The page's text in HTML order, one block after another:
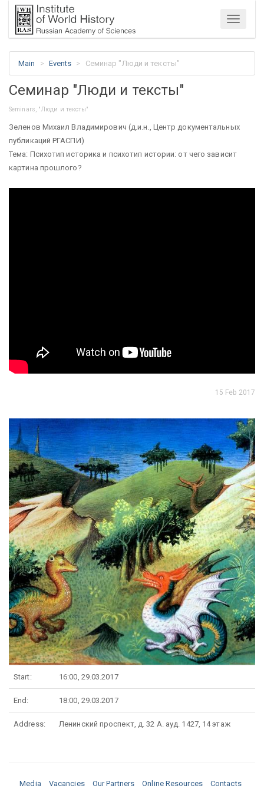
Menu
Main Events Семинар "Люди и тексты"
Семинар "Люди и тексты"
Seminars, "Люди и тексты"
Зеленов Михаил Владимирович (д.и.н., Центр документальных
публикаций РГАСПИ)
Тема: Психотип историка и психотип истории: от чего зависит
картина прошлого?
15 Feb 2017
Start: 16:00, 29.03.2017
End: 18:00, 29.03.2017
Address: Ленинский проспект, д. 32 А. ауд. 1427, 14 этаж
Media Vacancies Our Partners Online Resources Contacts